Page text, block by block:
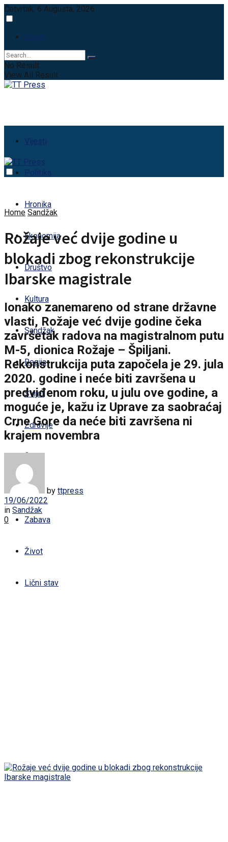
Četvrtak, 6 Augusta, 2026
Login
No Result
View All Result
Vijesti
Politika
Hronika
Ekonomija
Društvo
Kultura
Sandžak
Regija
Svijet
Zdravlje
Sport
Zabava
Život
Lični stav
Home Sandžak
Rožaje već dvije godine u
blokadi zbog rekonstrukcije
Ibarske magistrale
Ionako zanemareno od strane državne
vlasti, Rožaje već dvije godine čeka
završetak radova na magistralnom putu
M-5, dionica Rožaje – Špiljani.
Rekonstrukcija puta započela je 29. jula
2020. godine i neće biti završena u
predviđenom roku, u julu ove godine, a
moguće je, kažu iz Uprave za saobraćaj
Crne Gore da neće biti završena ni
krajem novembra
by ttpress
19/06/2022
in Sandžak
0